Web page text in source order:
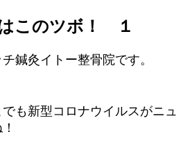
このツボ！ １
鍼灸イトー整骨院です。
も新型コロナウイルスがニュ